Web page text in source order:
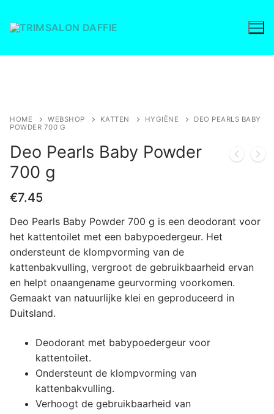
naar
inhoud
HOME WEBSHOP KATTEN HYGIËNE
DEO PEARLS BABY
POWDER 700 G
Deo Pearls Baby Powder
700 g
€7.45
Deo Pearls Baby Powder 700 g is een deodorant voor
het kattentoilet met een babypoedergeur. Het
ondersteunt de klompvorming van de
kattenbakvulling, vergroot de gebruikbaarheid ervan
en helpt onaangename geurvorming voorkomen.
Gemaakt van natuurlijke klei en geproduceerd in
Duitsland.
Deodorant met babypoedergeur voor
kattentoilet.
Ondersteunt de klompvorming van
kattenbakvulling.
Verhoogt de gebruikbaarheid van